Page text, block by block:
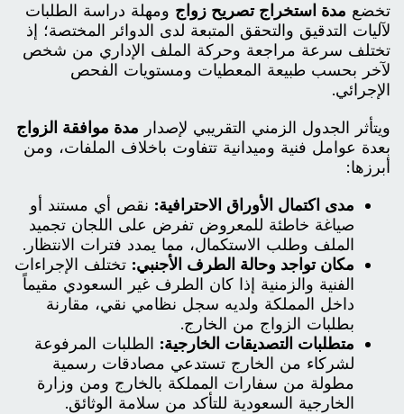
تخضع مدة استخراج تصريح زواج ومهلة دراسة الطلبات
لآليات التدقيق والتحقق المتبعة لدى الدوائر المختصة؛ إذ
تختلف سرعة مراجعة وحركة الملف الإداري من شخص
لآخر بحسب طبيعة المعطيات ومستويات الفحص
الإجرائي.
ويتأثر الجدول الزمني التقريبي لإصدار مدة موافقة الزواج
بعدة عوامل فنية وميدانية تتفاوت باخلاف الملفات، ومن
أبرزها:
مدى اكتمال الأوراق الاحترافية: نقص أي مستند أو
صياغة خاطئة للمعروض تفرض على اللجان تجميد
الملف وطلب الاستكمال، مما يمدد فترات الانتظار.
مكان تواجد وحالة الطرف الأجنبي: تختلف الإجراءات
الفنية والزمنية إذا كان الطرف غير السعودي مقيماً
داخل المملكة ولديه سجل نظامي نقي، مقارنة
بطلبات الزواج من الخارج.
متطلبات التصديقات الخارجية: الطلبات المرفوعة
لشركاء من الخارج تستدعي مصادقات رسمية
مطولة من سفارات المملكة بالخارج ومن وزارة
الخارجية السعودية للتأكد من سلامة الوثائق.